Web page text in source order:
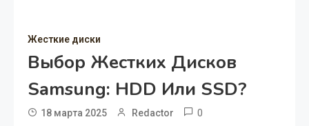
Жесткие диски
Выбор Жестких Дисков
Samsung: HDD Или SSD?
18 марта 2025 Redactor 0